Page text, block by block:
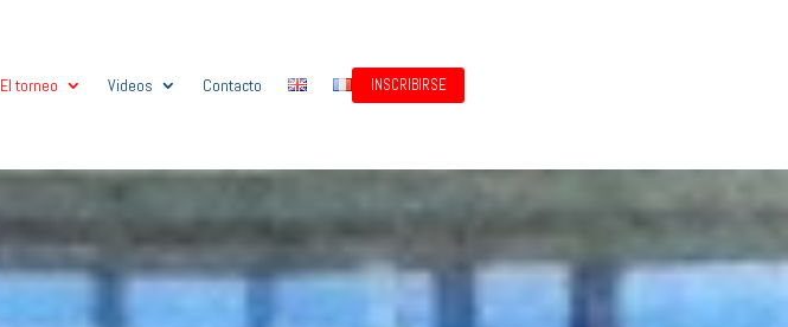
El torneo Videos Contacto INSCRIBIRSE